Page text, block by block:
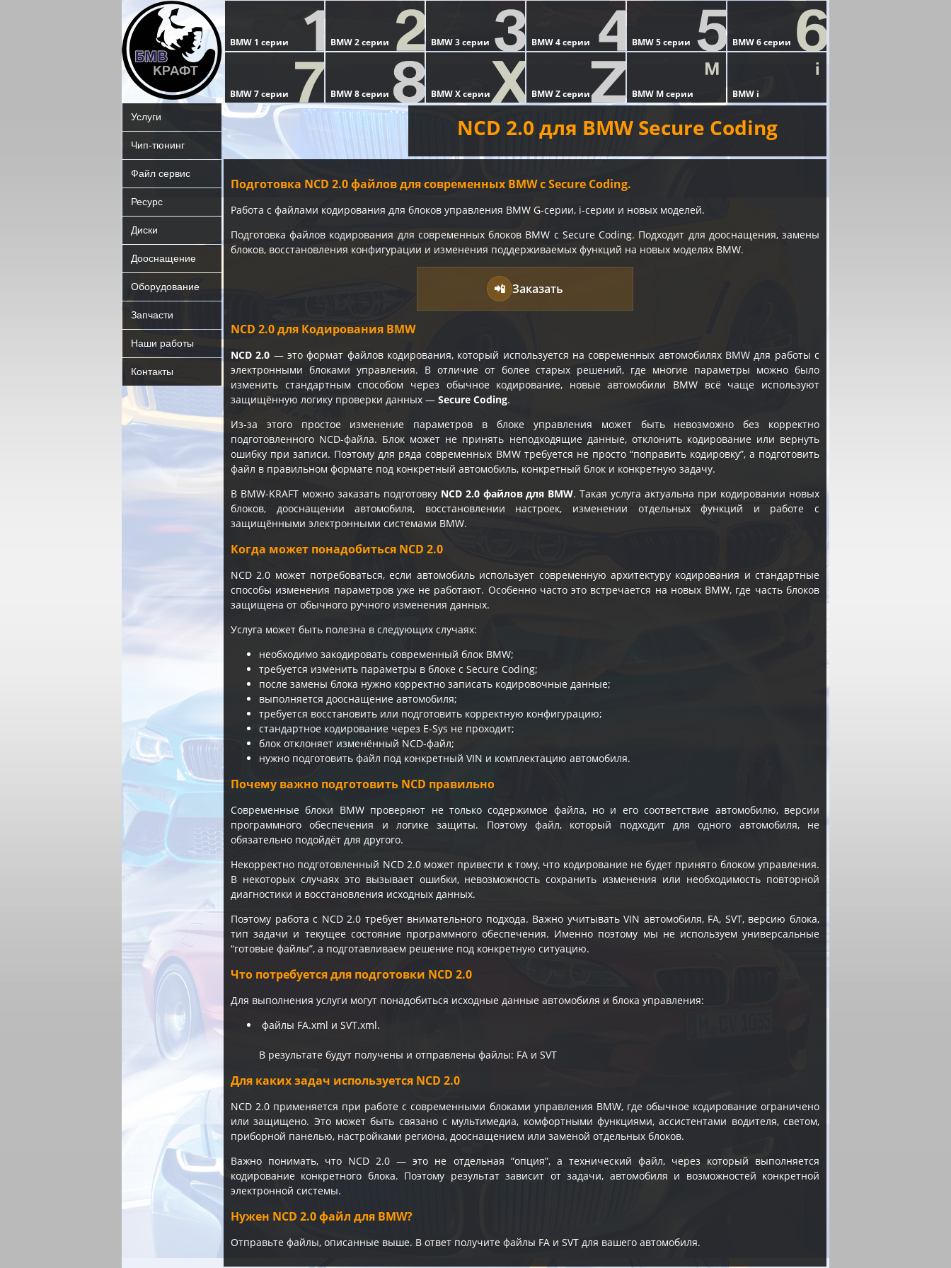
Услуги
Чип-тюнинг
Файл сервис
Ресурс
Диски
Дооснащение
Оборудование
Запчасти
Наши работы
Контакты
NCD 2.0 для BMW Secure Coding
Подготовка NCD 2.0 файлов для современных BMW с Secure Coding.
Работа с файлами кодирования для блоков управления BMW G-серии, i-серии и новых моделей.
Подготовка файлов кодирования для современных блоков BMW с Secure Coding. Подходит для дооснащения, замены
блоков, восстановления конфигурации и изменения поддерживаемых функций на новых моделях BMW.
📲 Заказать
NCD 2.0 для Кодирования BMW
NCD 2.0 — это формат файлов кодирования, который используется на современных автомобилях BMW для работы с
электронными блоками управления. В отличие от более старых решений, где многие параметры можно было
изменить стандартным способом через обычное кодирование, новые автомобили BMW всё чаще используют
защищённую логику проверки данных — Secure Coding.
Из-за этого простое изменение параметров в блоке управления может быть невозможно без корректно
подготовленного NCD-файла. Блок может не принять неподходящие данные, отклонить кодирование или вернуть
ошибку при записи. Поэтому для ряда современных BMW требуется не просто “поправить кодировку”, а подготовить
файл в правильном формате под конкретный автомобиль, конкретный блок и конкретную задачу.
В BMW-KRAFT можно заказать подготовку NCD 2.0 файлов для BMW. Такая услуга актуальна при кодировании новых
блоков, дооснащении автомобиля, восстановлении настроек, изменении отдельных функций и работе с
защищёнными электронными системами BMW.
Когда может понадобиться NCD 2.0
NCD 2.0 может потребоваться, если автомобиль использует современную архитектуру кодирования и стандартные
способы изменения параметров уже не работают. Особенно часто это встречается на новых BMW, где часть блоков
защищена от обычного ручного изменения данных.
Услуга может быть полезна в следующих случаях:
необходимо закодировать современный блок BMW;
требуется изменить параметры в блоке с Secure Coding;
после замены блока нужно корректно записать кодировочные данные;
выполняется дооснащение автомобиля;
требуется восстановить или подготовить корректную конфигурацию;
стандартное кодирование через E-Sys не проходит;
блок отклоняет изменённый NCD-файл;
нужно подготовить файл под конкретный VIN и комплектацию автомобиля.
Почему важно подготовить NCD правильно
Современные блоки BMW проверяют не только содержимое файла, но и его соответствие автомобилю, версии
программного обеспечения и логике защиты. Поэтому файл, который подходит для одного автомобиля, не
обязательно подойдёт для другого.
Некорректно подготовленный NCD 2.0 может привести к тому, что кодирование не будет принято блоком управления.
В некоторых случаях это вызывает ошибки, невозможность сохранить изменения или необходимость повторной
диагностики и восстановления исходных данных.
Поэтому работа с NCD 2.0 требует внимательного подхода. Важно учитывать VIN автомобиля, FA, SVT, версию блока,
тип задачи и текущее состояние программного обеспечения. Именно поэтому мы не используем универсальные
“готовые файлы”, а подготавливаем решение под конкретную ситуацию.
Что потребуется для подготовки NCD 2.0
Для выполнения услуги могут понадобиться исходные данные автомобиля и блока управления:
файлы FA.xml и SVT.xml.
В результате будут получены и отправлены файлы: FA и SVT
Для каких задач используется NCD 2.0
NCD 2.0 применяется при работе с современными блоками управления BMW, где обычное кодирование ограничено
или защищено. Это может быть связано с мультимедиа, комфортными функциями, ассистентами водителя, светом,
приборной панелью, настройками региона, дооснащением или заменой отдельных блоков.
Важно понимать, что NCD 2.0 — это не отдельная “опция”, а технический файл, через который выполняется
кодирование конкретного блока. Поэтому результат зависит от задачи, автомобиля и возможностей конкретной
электронной системы.
Нужен NCD 2.0 файл для BMW?
Отправьте файлы, описанные выше. В ответ получите файлы FA и SVT для вашего автомобиля.